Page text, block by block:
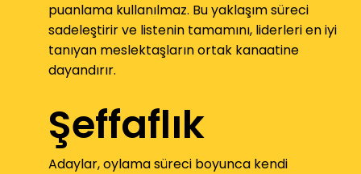
puanlama kullanılmaz. Bu yaklaşım süreci
sadeleştirir ve listenin tamamını, liderleri en iyi
tanıyan meslektaşların ortak kanaatine
dayandırır.
Şeffaflık
Adaylar, oylama süreci boyunca kendi